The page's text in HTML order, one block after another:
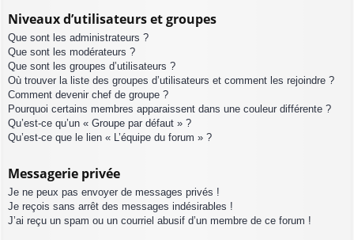
Niveaux d’utilisateurs et groupes
Que sont les administrateurs ?
Que sont les modérateurs ?
Que sont les groupes d’utilisateurs ?
Où trouver la liste des groupes d’utilisateurs et comment les rejoindre ?
Comment devenir chef de groupe ?
Pourquoi certains membres apparaissent dans une couleur différente ?
Qu’est-ce qu’un « Groupe par défaut » ?
Qu’est-ce que le lien « L’équipe du forum » ?
Messagerie privée
Je ne peux pas envoyer de messages privés !
Je reçois sans arrêt des messages indésirables !
J’ai reçu un spam ou un courriel abusif d’un membre de ce forum !